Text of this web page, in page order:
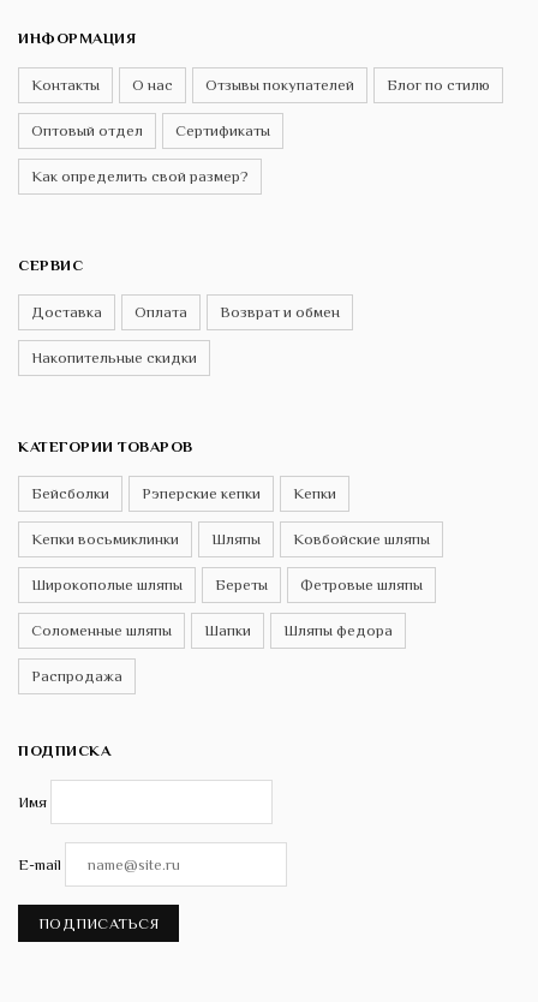
ИНФОРМАЦИЯ
Контакты О нас Отзывы покупателей Блог по стилю
Оптовый отдел Сертификаты
Как определить свой размер?
СЕРВИС
Доставка Оплата Возврат и обмен
Накопительные скидки
КАТЕГОРИИ ТОВАРОВ
Бейсболки Рэперские кепки Кепки
Кепки восьмиклинки Шляпы Ковбойские шляпы
Широкополые шляпы Береты Фетровые шляпы
Соломенные шляпы Шапки Шляпы федора
Распродажа
ПОДПИСКА
Имя
E-mail
ПОДПИСАТЬСЯ